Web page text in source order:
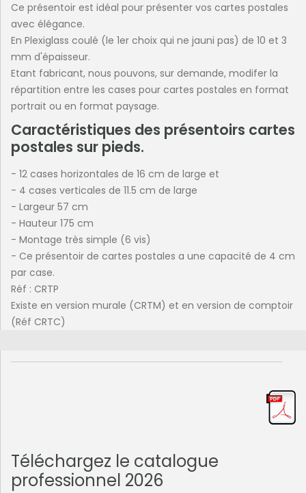
Ce présentoir est idéal pour présenter vos cartes postales
avec élégance.
En Plexiglass coulé (le 1er choix qui ne jauni pas) de 10 et 3
mm d'épaisseur.
Etant fabricant, nous pouvons, sur demande, modifer la
répartition entre les cases pour cartes postales en format
portrait ou en format paysage.
Caractéristiques des présentoirs cartes
postales sur pieds.
- 12 cases horizontales de 16 cm de large et
- 4 cases verticales de 11.5 cm de large
- Largeur 57 cm
- Hauteur 175 cm
- Montage très simple (6 vis)
- Ce présentoir de cartes postales a une capacité de 4 cm
par case.
Réf : CRTP
Existe en version murale (CRTM) et en version de comptoir
(Réf CRTC)
Téléchargez le catalogue
professionnel 2026